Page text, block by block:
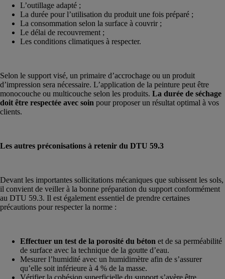
L’outillage adapté ;
La durée pour l’utilisation du produit une fois préparé ;
La consommation selon la surface à couvrir ;
Le délai de recouvrement ;
Les conditions climatiques à respecter.
Selon le support visé, un primaire d’accrochage ou un produit
d’impression sera nécessaire. L’application de la peinture peut être
monocouche ou multicouche selon les produits. La durée de séchage
doit être respectée avec soin pour proposer un résultat optimal à vos
clients.
Les autres préconisations à retenir du DTU 59.3
Devant les importantes sollicitations mécaniques que subissent les sols,
il convient de veiller à la bonne préparation du support conformément
au DTU 59.3. Il est également essentiel de prendre certaines
précautions pour respecter la norme :
Effectuer un test de la porosité du béton et de sa perméabilité
de surface avec la technique de la goutte d’eau.
Mesurer l’humidité avec un humidimètre afin de s’assurer
qu’elle soit inférieure à 4 % de la masse.
Vérifier la cohésion superficielle du support s’avère être